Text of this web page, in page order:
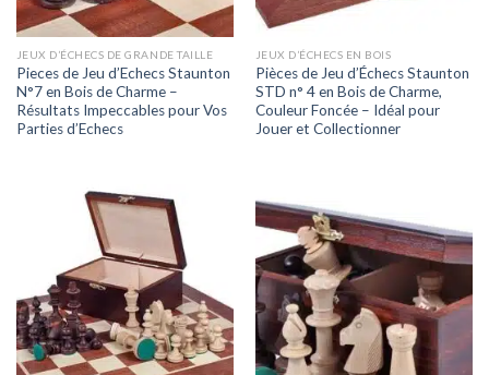
JEUX D’ÉCHECS DE GRANDE TAILLE
Pieces de Jeu d’Echecs Staunton
N°7 en Bois de Charme –
Résultats Impeccables pour Vos
Parties d’Echecs
JEUX D’ÉCHECS EN BOIS
Pièces de Jeu d’Échecs Staunton
STD n° 4 en Bois de Charme,
Couleur Foncée – Idéal pour
Jouer et Collectionner